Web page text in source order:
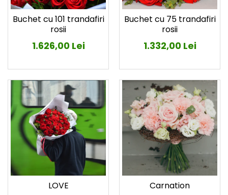
Buchet cu 101 trandafiri
rosii
1.626,00 Lei
Buchet cu 75 trandafiri
rosii
1.332,00 Lei
LOVE Carnation